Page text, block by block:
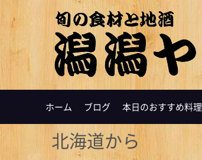
ホーム ブログ 本日のおすすめ料理
北海道から